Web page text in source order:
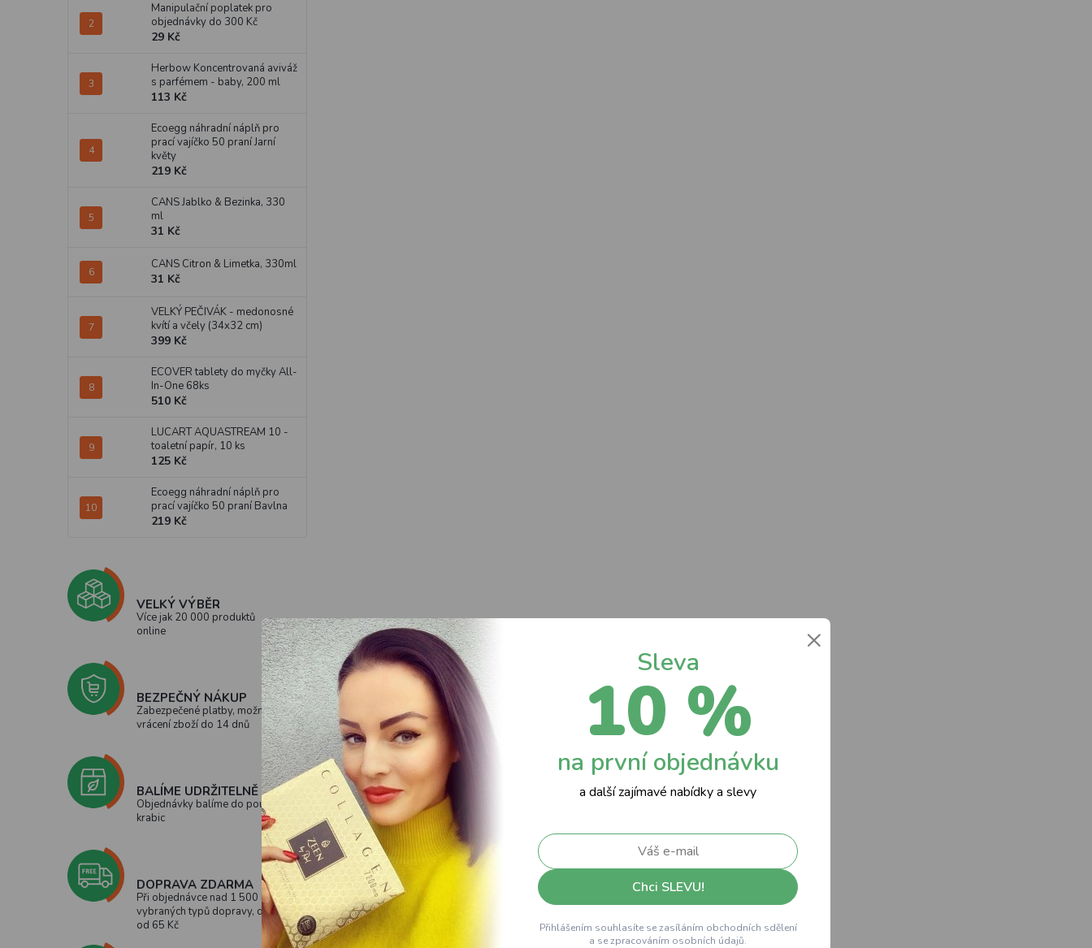
Manipulační poplatek pro
objednávky do 300 Kč
29 Kč
Herbow Koncentrovaná aviváž
s parfémem - baby, 200 ml
113 Kč
Ecoegg náhradní náplň pro
prací vajíčko 50 praní Jarní
květy
219 Kč
CANS Jablko & Bezinka, 330
ml
31 Kč
CANS Citron & Limetka, 330ml
31 Kč
VELKÝ PEČIVÁK - medonosné
kvítí a včely (34x32 cm)
399 Kč
ECOVER tablety do myčky All-
In-One 68ks
510 Kč
LUCART AQUASTREAM 10 -
toaletní papír, 10 ks
125 Kč
Ecoegg náhradní náplň pro
prací vajíčko 50 praní Bavlna
219 Kč
VELKÝ VÝBĚR
Více jak 20 000 produktů
online
BEZPEČNÝ NÁKUP
Zabezpečené platby, možnost
vrácení zboží do 14 dnů
BALÍME UDRŽITELNĚ
Objednávky balíme do použitých
krabic
DOPRAVA ZDARMA
Při objednávce nad 1 500 Kč u
vybraných typů dopravy, doprava
od 65 Kč
×
Sleva
10 %
na první objednávku
a další zajímavé nabídky a slevy
Chci SLEVU!
Přihlášením souhlasíte se zasíláním obchodních sdělení
a se zpracováním osobních údajů.